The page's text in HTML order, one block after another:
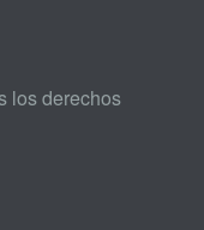
los derechos